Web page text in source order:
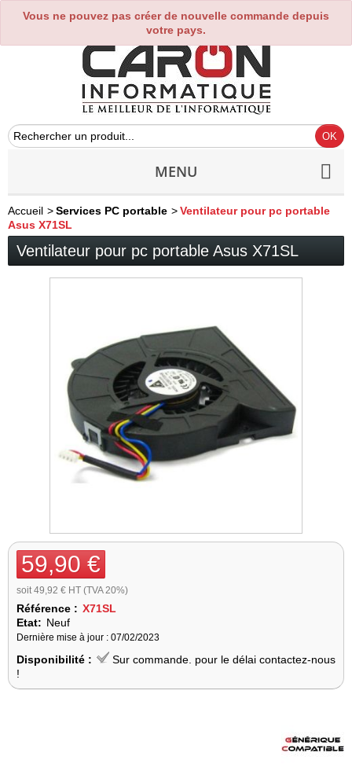
Vous ne pouvez pas créer de nouvelle commande depuis
votre pays.
0
MENU
Accueil >Services PC portable >Ventilateur pour pc portable
Asus X71SL
Ventilateur pour pc portable Asus X71SL
59,90 €
soit 49,92 € HT (TVA 20%)
Référence : X71SL
Etat: Neuf
Dernière mise à jour : 07/02/2023
Disponibilité :
Sur commande. pour le délai contactez-nous
!